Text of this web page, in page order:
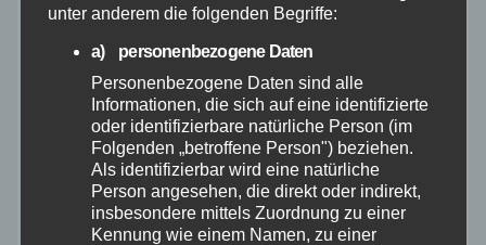
März 2026
Februar 2026
Januar 2026
Dezember 2025
unter anderem die folgenden Begriffe:
a) personenbezogene Daten
Personenbezogene Daten sind alle
Informationen, die sich auf eine identifizierte
oder identifizierbare natürliche Person (im
Folgenden „betroffene Person") beziehen.
Als identifizierbar wird eine natürliche
Person angesehen, die direkt oder indirekt,
insbesondere mittels Zuordnung zu einer
Kennung wie einem Namen, zu einer